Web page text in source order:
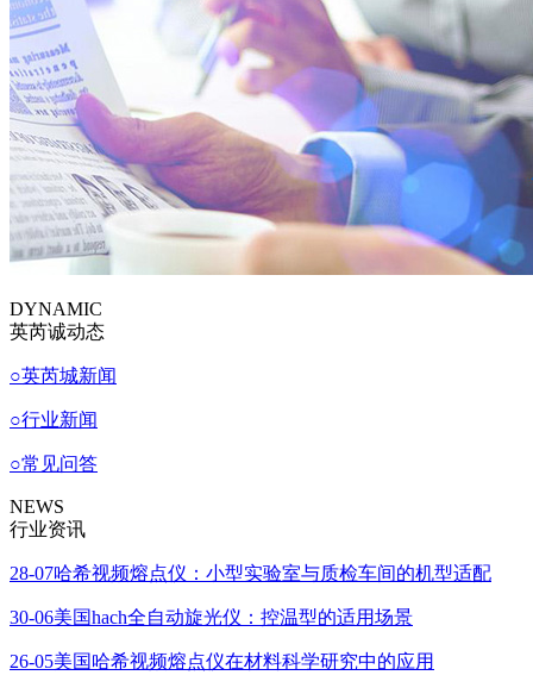
DYNAMIC
英芮诚动态
○英芮城新闻
○行业新闻
○常见问答
NEWS
行业资讯
28-07哈希视频熔点仪：小型实验室与质检车间的机型适配
30-06美国hach全自动旋光仪：控温型的适用场景
26-05美国哈希视频熔点仪在材料科学研究中的应用